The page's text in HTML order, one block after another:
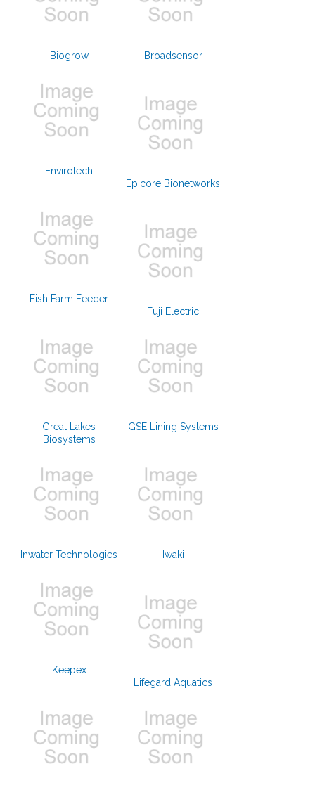
Biogrow Broadsensor
Envirotech
Epicore Bionetworks
Fish Farm Feeder
Fuji Electric
Great Lakes
Biosystems
GSE Lining Systems
Inwater Technologies Iwaki
Keepex
Lifegard Aquatics